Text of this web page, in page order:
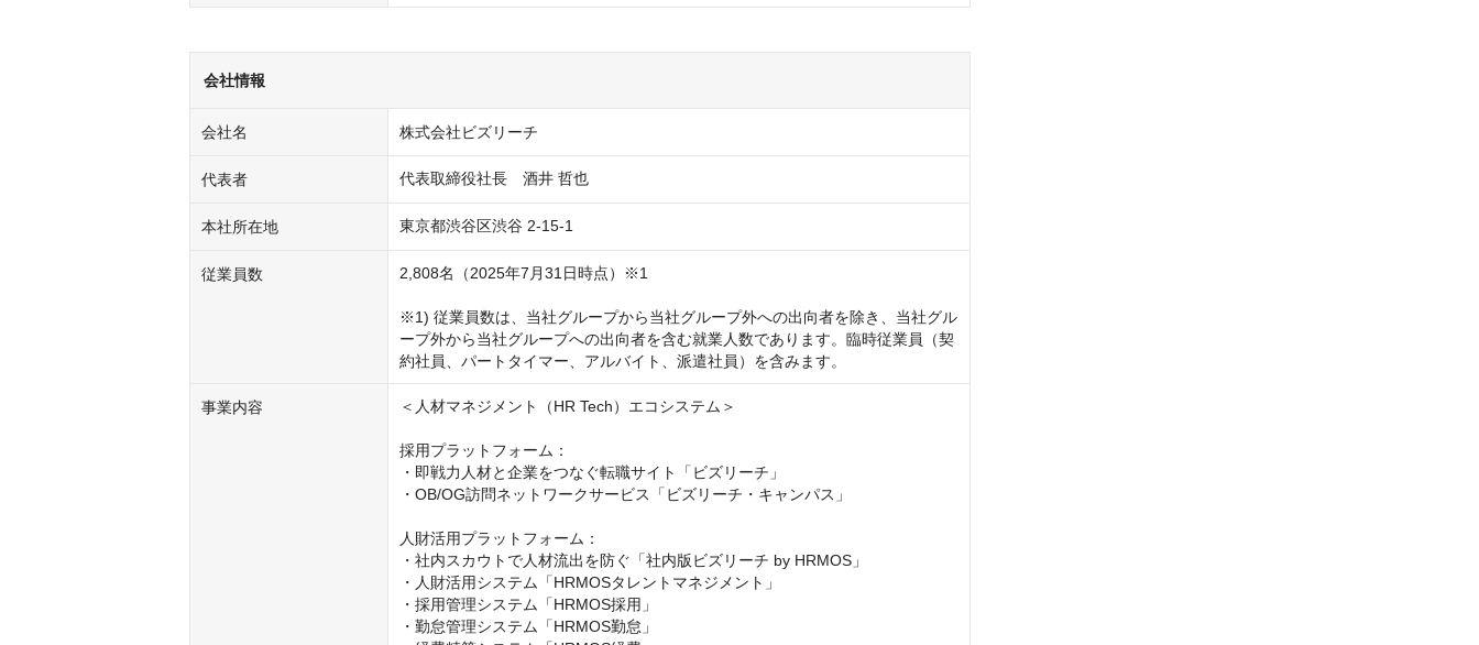
会社情報
会社名 株式会社ビズリーチ
代表者 代表取締役社長　酒井 哲也
本社所在地 東京都渋谷区渋谷 2-15-1
従業員数 2,808名（2025年7月31日時点）※1
※1) 従業員数は、当社グループから当社グループ外への出向者を除き、当社グル
ープ外から当社グループへの出向者を含む就業人数であります。臨時従業員（契
約社員、パートタイマー、アルバイト、派遣社員）を含みます。
事業内容 ＜人材マネジメント（HR Tech）エコシステム＞
採用プラットフォーム：
・即戦力人材と企業をつなぐ転職サイト「ビズリーチ」
・OB/OG訪問ネットワークサービス「ビズリーチ・キャンパス」
人財活用プラットフォーム：
・社内スカウトで人材流出を防ぐ「社内版ビズリーチ by HRMOS」
・人財活用システム「HRMOSタレントマネジメント」
・採用管理システム「HRMOS採用」
・勤怠管理システム「HRMOS勤怠」